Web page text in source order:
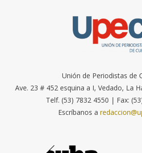
Unión de Periodistas de
Ave. 23 # 452 esquina a I, Vedado, La
Telf. (53) 7832 4550 | Fax:
Escríbanos a